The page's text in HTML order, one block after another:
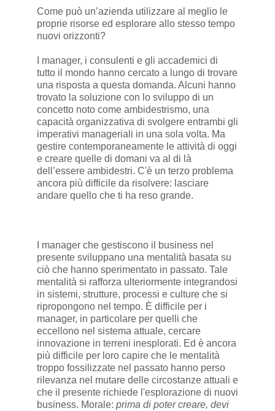
Come può un’azienda utilizzare al meglio le
proprie risorse ed esplorare allo stesso tempo
nuovi orizzonti?
I manager, i consulenti e gli accademici di
tutto il mondo hanno cercato a lungo di trovare
una risposta a questa domanda. Alcuni hanno
trovato la soluzione con lo sviluppo di un
concetto noto come ambidestrismo, una
capacità organizzativa di svolgere entrambi gli
imperativi manageriali in una sola volta. Ma
gestire contemporaneamente le attività di oggi
e creare quelle di domani va al di là
dell’essere ambidestri. C'è un terzo problema
ancora più difficile da risolvere: lasciare
andare quello che ti ha reso grande.
I manager che gestiscono il business nel
presente sviluppano una mentalità basata su
ciò che hanno sperimentato in passato. Tale
mentalità si rafforza ulteriormente integrandosi
in sistemi, strutture, processi e culture che si
ripropongono nel tempo. È difficile per i
manager, in particolare per quelli che
eccellono nel sistema attuale, cercare
innovazione in terreni inesplorati. Ed è ancora
più difficile per loro capire che le mentalità
troppo fossilizzate nel passato hanno perso
rilevanza nel mutare delle circostanze attuali e
che il presente richiede l'esplorazione di nuovi
business. Morale: prima di poter creare, devi